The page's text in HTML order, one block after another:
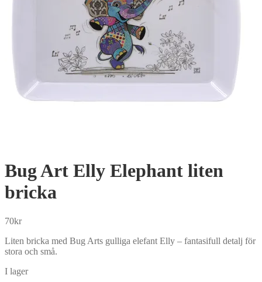
Bug Art Elly Elephant liten
bricka
70kr
Liten bricka med Bug Arts gulliga elefant Elly – fantasifull detalj för
stora och små.
I lager